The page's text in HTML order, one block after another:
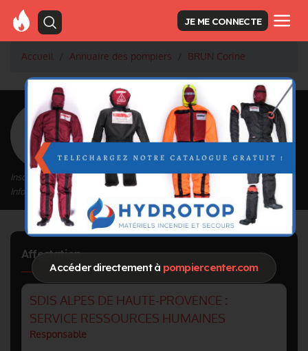
Accéder directement à pompiercenter.com
JE ME CONNECTE
Accueil Annuaire des pompiers BRUN Corine
<Retour à la liste des pompiers
BRUN Corine
Inscrit depuis le 12/09/2020 à 22:17
Informations mises à jour le 26/04/2023 à 16:08
Affectation
SDIS ALPES DE HAUTE-PROVENCE :
SERVICE RESSOURCES HUMAINES
Responsable